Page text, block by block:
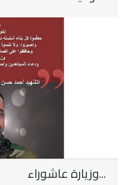
...وزيارة عاشوراء